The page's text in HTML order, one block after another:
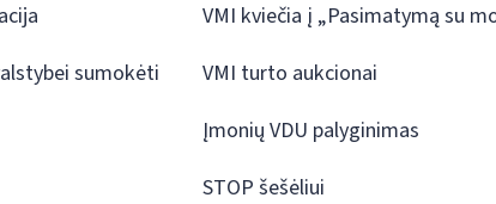
sumokėti
VMI kviečia į „Pasimatymą su
VMI turto aukcionai
Įmonių VDU palyginimas
STOP šešėliui